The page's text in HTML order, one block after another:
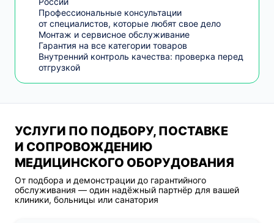
Профессиональные консультации
от специалистов, которые любят свое дело
Монтаж и сервисное обслуживание
Гарантия на все категории товаров
Внутренний контроль качества: проверка перед
отгрузкой
УСЛУГИ ПО ПОДБОРУ, ПОСТАВКЕ
И СОПРОВОЖДЕНИЮ
МЕДИЦИНСКОГО ОБОРУДОВАНИЯ
От подбора и демонстрации до гарантийного
обслуживания — один надёжный партнёр для вашей
клиники, больницы или санатория